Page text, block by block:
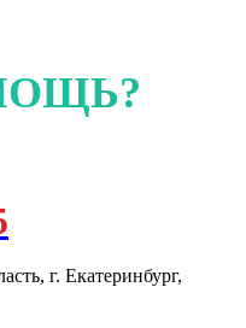
г. Екатеринбург,